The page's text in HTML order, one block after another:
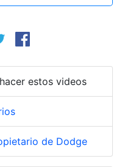
estos videos
de Dodge